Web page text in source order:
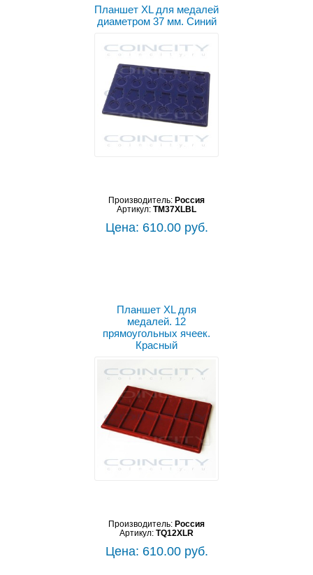
Планшет XL для медалей
диаметром 37 мм. Синий
Производитель: Россия
Артикул: TM37XLBL
Цена: 610.00 руб.
Планшет XL для
медалей. 12
прямоугольных ячеек.
Красный
Производитель: Россия
Артикул: TQ12XLR
Цена: 610.00 руб.